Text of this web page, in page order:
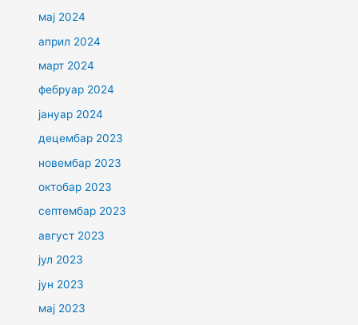
мај 2024
април 2024
март 2024
фебруар 2024
јануар 2024
децембар 2023
новембар 2023
октобар 2023
септембар 2023
август 2023
јул 2023
јун 2023
мај 2023